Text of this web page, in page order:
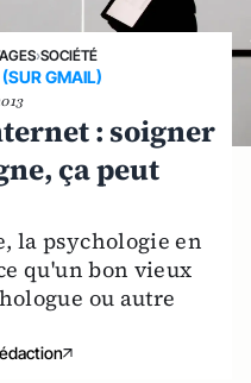
›SOCIÉTÉ
GMAIL)
: soigner
ça peut
la psychologie en
qu'un bon vieux
ou autre